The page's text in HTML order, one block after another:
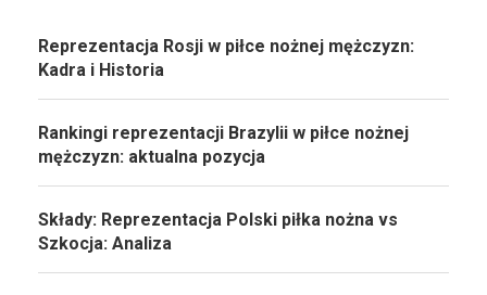
Reprezentacja Rosji w piłce nożnej mężczyzn:
Kadra i Historia
Rankingi reprezentacji Brazylii w piłce nożnej
mężczyzn: aktualna pozycja
Składy: Reprezentacja Polski piłka nożna vs
Szkocja: Analiza